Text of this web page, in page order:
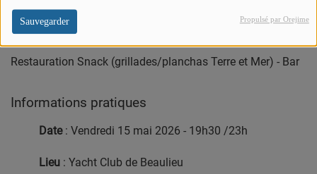
Sauvegarder Propulsé par Orejime
émotion.
Restauration Snack (grillades/planchas Terre et Mer) - Bar
Informations pratiques
Date: Vendredi 15 mai 2026 - 19h30 /23h
Lieu : Yacht Club de Beaulieu